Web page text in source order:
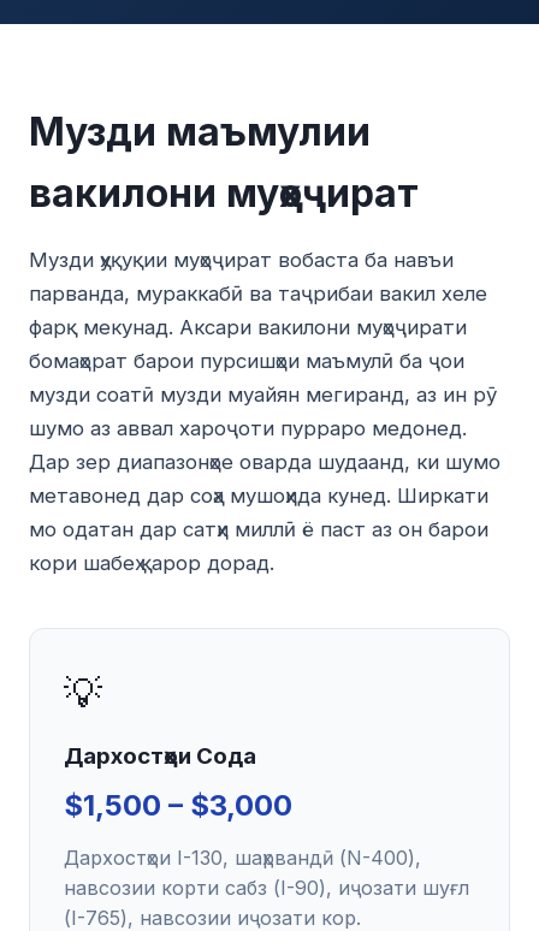
Музди маъмулии
вакилони муҳоҷират
Музди ҳуқуқии муҳоҷират вобаста ба навъи
парванда, мураккабӣ ва таҷрибаи вакил хеле
фарқ мекунад. Аксари вакилони муҳоҷирати
бомаҳорат барои пурсишҳои маъмулӣ ба ҷои
музди соатӣ музди муайян мегиранд, аз ин рӯ
шумо аз аввал хароҷоти пурраро медонед.
Дар зер диапазонҳое оварда шудаанд, ки шумо
метавонед дар соҳа мушоҳида кунед. Ширкати
мо одатан дар сатҳи миллӣ ё паст аз он барои
кори шабеҳ қарор дорад.
💡
Дархостҳои Сода
$1,500 – $3,000
Дархостҳои I-130, шаҳрвандӣ (N-400),
навсозии корти сабз (I-90), иҷозати шуғл
(I-765), навсозии иҷозати кор.